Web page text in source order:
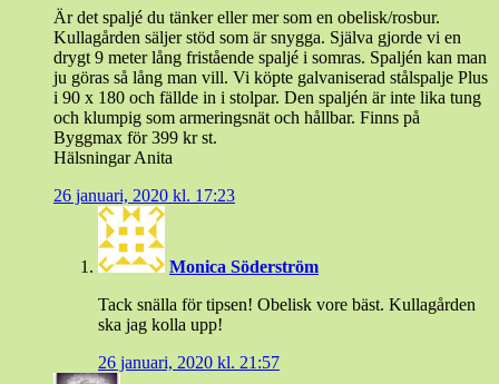
Är det spaljé du tänker eller mer som en obelisk/rosbur.
Kullagården säljer stöd som är snygga. Själva gjorde vi en
drygt 9 meter lång fristående spaljé i somras. Spaljén kan man
ju göras så lång man vill. Vi köpte galvaniserad stålspalje Plus
i 90 x 180 och fällde in i stolpar. Den spaljén är inte lika tung
och klumpig som armeringsnät och hållbar. Finns på
Byggmax för 399 kr st.
Hälsningar Anita
26 januari, 2020 kl. 17:23
Monica Söderström
Tack snälla för tipsen! Obelisk vore bäst. Kullagården
ska jag kolla upp!
26 januari, 2020 kl. 21:57